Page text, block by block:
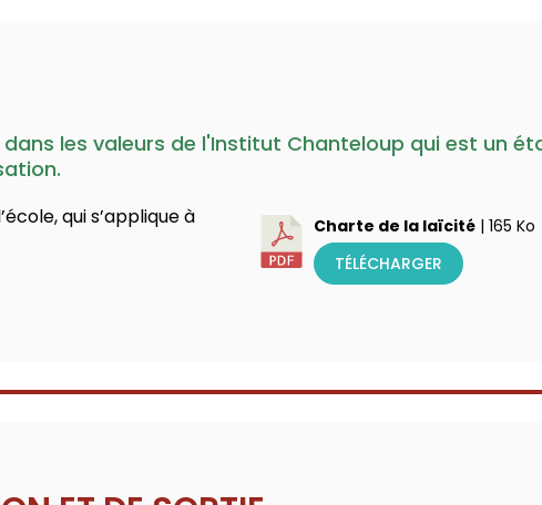
les valeurs de l'Institut Chanteloup qui est un
qui s’applique à
Charte de la laïcité | 165 Ko
TÉLÉCHARGER